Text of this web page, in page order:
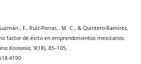
, F., Ruíz-Porras , M. C., & Quintero-Ramírez,
factor de éxito en emprendimientos mexicanos.
Koinonía, 9(18), 85–105.